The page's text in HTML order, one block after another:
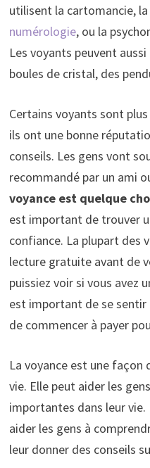
utilisent la cartomancie,
numérologie, ou la
Les voyants peuvent
boules de cristal, des
Certains voyants sont
ils ont une bonne
conseils. Les gens vont
recommandé par un ami
voyance est quelque
est important de trouver
confiance. La plupart des
lecture gratuite avant de
puissiez voir si vous avez
est important de se sentir
de commencer à payer
La voyance est une façon
vie. Elle peut aider les
importantes dans leur
aider les gens à
leur donner des conseils